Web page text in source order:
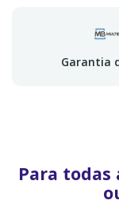
Garantia
Para todas